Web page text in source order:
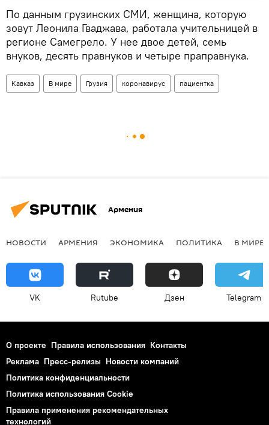
По данным грузинских СМИ, женщина, которую
зовут Леонила Гваджава, работала учительницей в
регионе Самегрело. У нее двое детей, семь
внуков, десять правнуков и четыре праправнука.
Кавказ В мире Грузия коронавирус пациентка
Армения
НОВОСТИ АРМЕНИЯ ЭКОНОМИКА ПОЛИТИКА В МИРЕ
VK Rutube Дзен Telegram
О проекте Правила использования Контакты
Реклама Пресс-релизы Новости компаний
Политика конфиденциальности
Политика использования Cookie
Правила применения рекомендательных
технологий